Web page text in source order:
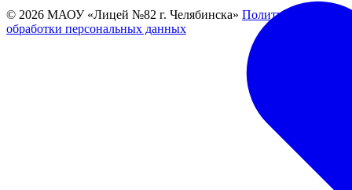
© 2026 МАОУ «Лицей №82 г. Челябинска» Политика
обработки персональных данных